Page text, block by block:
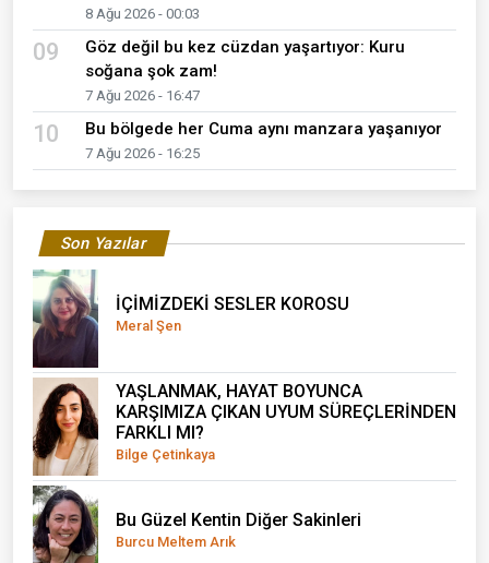
8 Ağu 2026 - 00:03
09
Göz değil bu kez cüzdan yaşartıyor: Kuru
soğana şok zam!
7 Ağu 2026 - 16:47
10 Bu bölgede her Cuma aynı manzara yaşanıyor
7 Ağu 2026 - 16:25
Son Yazılar
İÇİMİZDEKİ SESLER KOROSU
Meral Şen
YAŞLANMAK, HAYAT BOYUNCA
KARŞIMIZA ÇIKAN UYUM SÜREÇLERİNDEN
FARKLI MI?
Bilge Çetinkaya
Bu Güzel Kentin Diğer Sakinleri
Burcu Meltem Arık